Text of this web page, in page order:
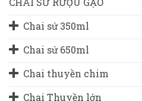
Chai sứ 350ml
Chai sứ 650ml
Chai thuyền chim
Chai Thuyền lớn